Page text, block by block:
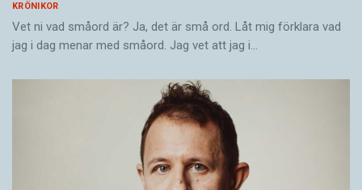
KRÖNIKOR
Vet ni vad småord är? Ja, det är små ord. Låt mig förklara vad
jag i dag menar med småord. Jag vet att jag i…